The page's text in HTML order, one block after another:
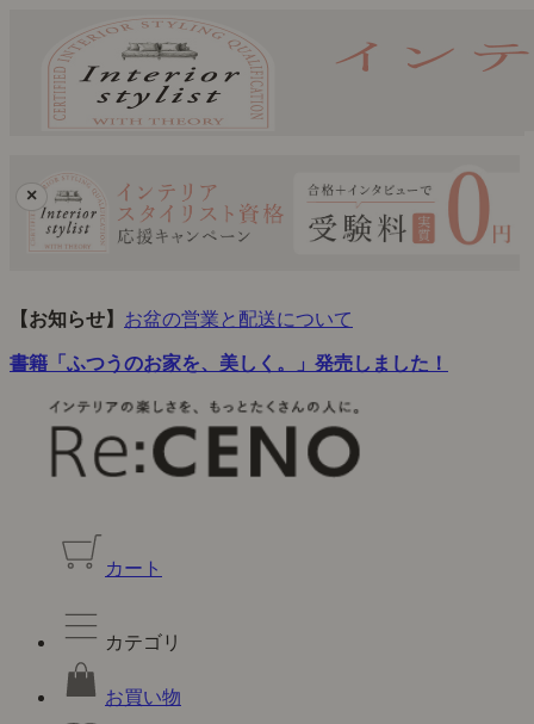
×
【お知らせ】 お盆の営業と配送について
書籍「ふつうのお家を、美しく。」発売しました！
カート
カテゴリ
お買い物